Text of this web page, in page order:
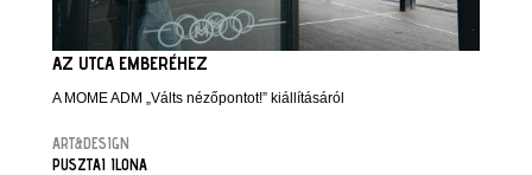
AZ UTCA EMBERÉHEZ
A MOME ADM „Válts nézőpontot!” kiállításáról
ART&DESIGN
PUSZTAI ILONA